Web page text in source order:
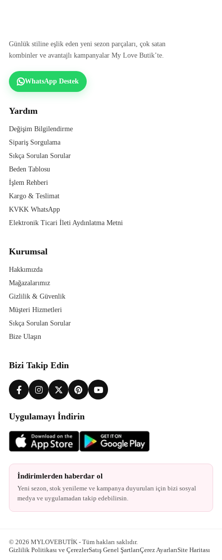
Günlük stiline eşlik eden yeni sezon parçaları, çok satan
kombinler ve avantajlı kampanyalar My Love Butik’te.
WhatsApp Destek
Yardım
Değişim Bilgilendirme
Sipariş Sorgulama
Sıkça Sorulan Sorular
Beden Tablosu
İşlem Rehberi
Kargo & Teslimat
KVKK WhatsApp
Elektronik Ticari İleti Aydınlatma Metni
Kurumsal
Hakkımızda
Mağazalarımız
Gizlilik & Güvenlik
Müşteri Hizmetleri
Sıkça Sorulan Sorular
Bize Ulaşın
Bizi Takip Edin
Uygulamayı İndirin
İndirimlerden haberdar ol
Yeni sezon, stok yenileme ve kampanya duyuruları için bizi sosyal
medya ve uygulamadan takip edebilirsin.
© 2026 MYLOVEBUTİK - Tüm hakları saklıdır.
Gizlilik Politikası ve ÇerezlerSatış Genel ŞartlarıÇerez AyarlarıSite Haritası